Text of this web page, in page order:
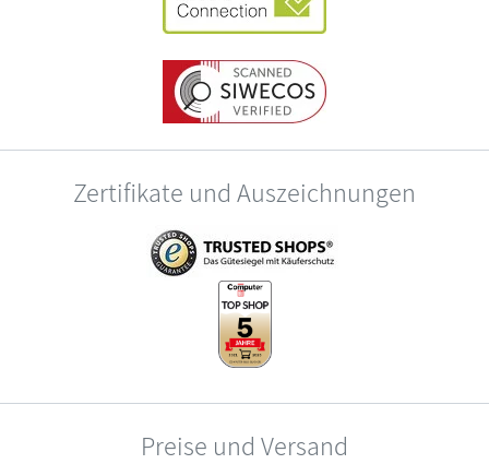
Zertifikate und Auszeichnungen
Preise und Versand